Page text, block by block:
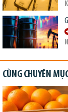
CÙNG CHUYÊN